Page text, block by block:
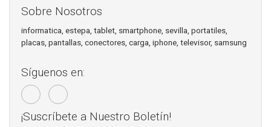
Sobre Nosotros
informatica, estepa, tablet, smartphone, sevilla, portatiles,
placas, pantallas, conectores, carga, iphone, televisor, samsung
Síguenos en:
¡Suscríbete a Nuestro Boletín!